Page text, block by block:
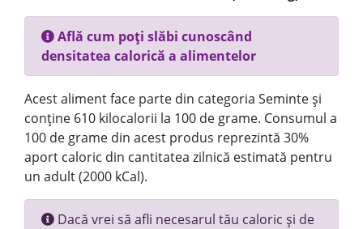
Află cum poți slăbi cunoscând
densitatea calorică a alimentelor
Acest aliment face parte din categoria Seminte și
conține 610 kilocalorii la 100 de grame. Consumul a
100 de grame din acest produs reprezintă 30%
aport caloric din cantitatea zilnică estimată pentru
un adult (2000 kCal).
Dacă vrei să afli necesarul tău caloric și de